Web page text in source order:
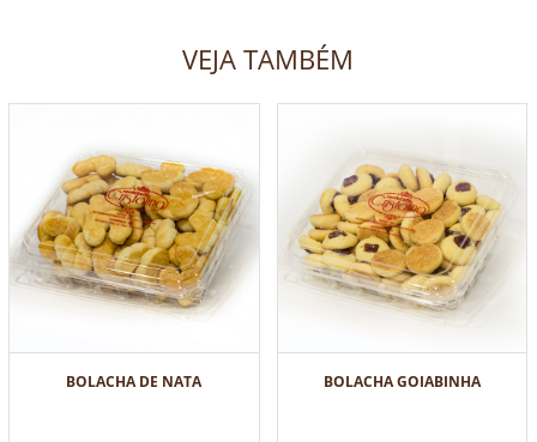
VEJA TAMBÉM
BOLACHA DE NATA BOLACHA GOIABINHA